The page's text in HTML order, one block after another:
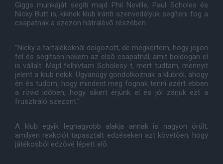
Giggs munkáját segíti majd Phil Neville, Paul Scholes és
Nicky Butt is, kiknek klub iránti szenvedélyük segíteni fog a
csapatnak a szezon hátralévõ részében.
"Nicky a tartalékoknál dolgozott, de megkértem, hogy jöjjön
fel és segítsen nekem az elsõ csapatnál, amit boldogan el
is vállalt. Majd felhívtam Scholesy-t, mert tudtam, mennyit
jelent a klub nekik. Ugyanúgy gondolkoznak a klubról, ahogy
én és tudom, hogy mindent meg fognak tenni azért ebben
a rövid idõben, hogy sikert érjünk el és jól zárjuk ezt a
frusztráló szezont."
A klub egyik legnagyobb alakja annak is nagyon örült,
amilyen reakciót tapasztalt edzéseken azt követõen, hogy
játékosból edzõvé lépett elõ.